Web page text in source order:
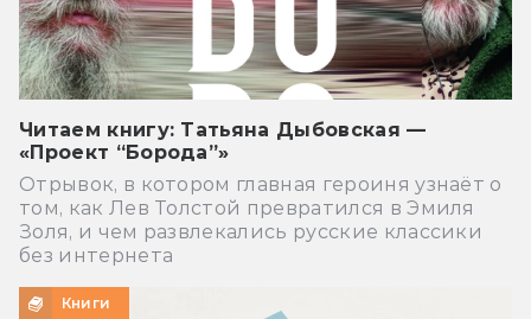
Читаем книгу: Татьяна Дыбовская —
«Проект “Борода”»
Отрывок, в котором главная героиня узнаёт о
том, как Лев Толстой превратился в Эмиля
Золя, и чем развлекались русские классики
без интернета
Книги